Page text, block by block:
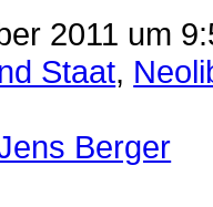
2011 um
Staat,
Berger